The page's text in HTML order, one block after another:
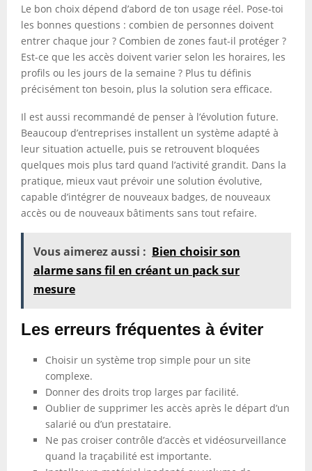
Le bon choix dépend d’abord de ton usage réel. Pose-toi
les bonnes questions : combien de personnes doivent
entrer chaque jour ? Combien de zones faut-il protéger ?
Est-ce que les accès doivent varier selon les horaires, les
profils ou les jours de la semaine ? Plus tu définis
précisément ton besoin, plus la solution sera efficace.
Il est aussi recommandé de penser à l’évolution future.
Beaucoup d’entreprises installent un système adapté à
leur situation actuelle, puis se retrouvent bloquées
quelques mois plus tard quand l’activité grandit. Dans la
pratique, mieux vaut prévoir une solution évolutive,
capable d’intégrer de nouveaux badges, de nouveaux
accès ou de nouveaux bâtiments sans tout refaire.
Vous aimerez aussi : Bien choisir son
alarme sans fil en créant un pack sur
mesure
Les erreurs fréquentes à éviter
Choisir un système trop simple pour un site
complexe.
Donner des droits trop larges par facilité.
Oublier de supprimer les accès après le départ d’un
salarié ou d’un prestataire.
Ne pas croiser contrôle d’accès et vidéosurveillance
quand la traçabilité est importante.